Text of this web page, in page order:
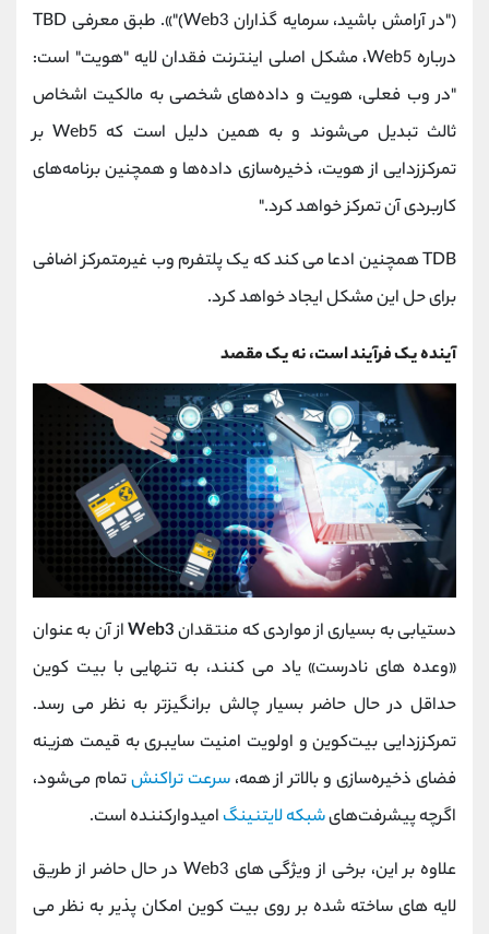
("در آرامش باشید، سرمایه گذاران Web3)"». طبق معرفی TBD
درباره Web5، مشکل اصلی اینترنت فقدان لایه "هویت" است:
"در وب فعلی، هویت و داده‌های شخصی به مالکیت اشخاص
ثالث تبدیل می‌شوند و به همین دلیل است که Web5 بر
تمرکززدایی از هویت، ذخیره‌سازی داده‌ها و همچنین برنامه‌های
کاربردی آن تمرکز خواهد کرد."
TDB همچنین ادعا می کند که یک پلتفرم وب غیرمتمرکز اضافی
برای حل این مشکل ایجاد خواهد کرد.
آینده یک فرآیند است، نه یک مقصد
دستیابی به بسیاری از مواردی که منتقدانWeb3از آن به عنوان
«وعده های نادرست» یاد می کنند، به تنهایی با بیت کوین
حداقل در حال حاضر بسیار چالش برانگیزتر به نظر می رسد.
تمرکززدایی بیت‌کوین و اولویت امنیت سایبری به قیمت هزینه
فضای ذخیره‌سازی و بالاتر از همه،سرعت تراکنشتمام می‌شود،
اگرچه پیشرفت‌هایشبکه لایتنینگ امیدوارکننده است.
علاوه بر این، برخی از ویژگی های Web3 در حال حاضر از طریق
لایه های ساخته شده بر روی بیت کوین امکان پذیر به نظر می